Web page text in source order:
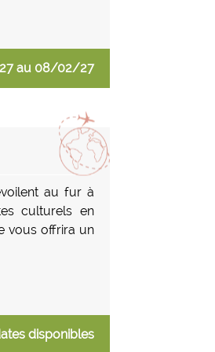
au 08/02/27
au fur à
culturels en
vous offrira un
disponibles